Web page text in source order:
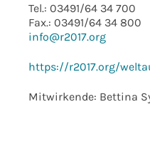
Tel.: 03491/64 34 700
Fax.: 03491/64 34 800
info@r2017.org
https://r2017.org/
Mitwirkende: Bettina